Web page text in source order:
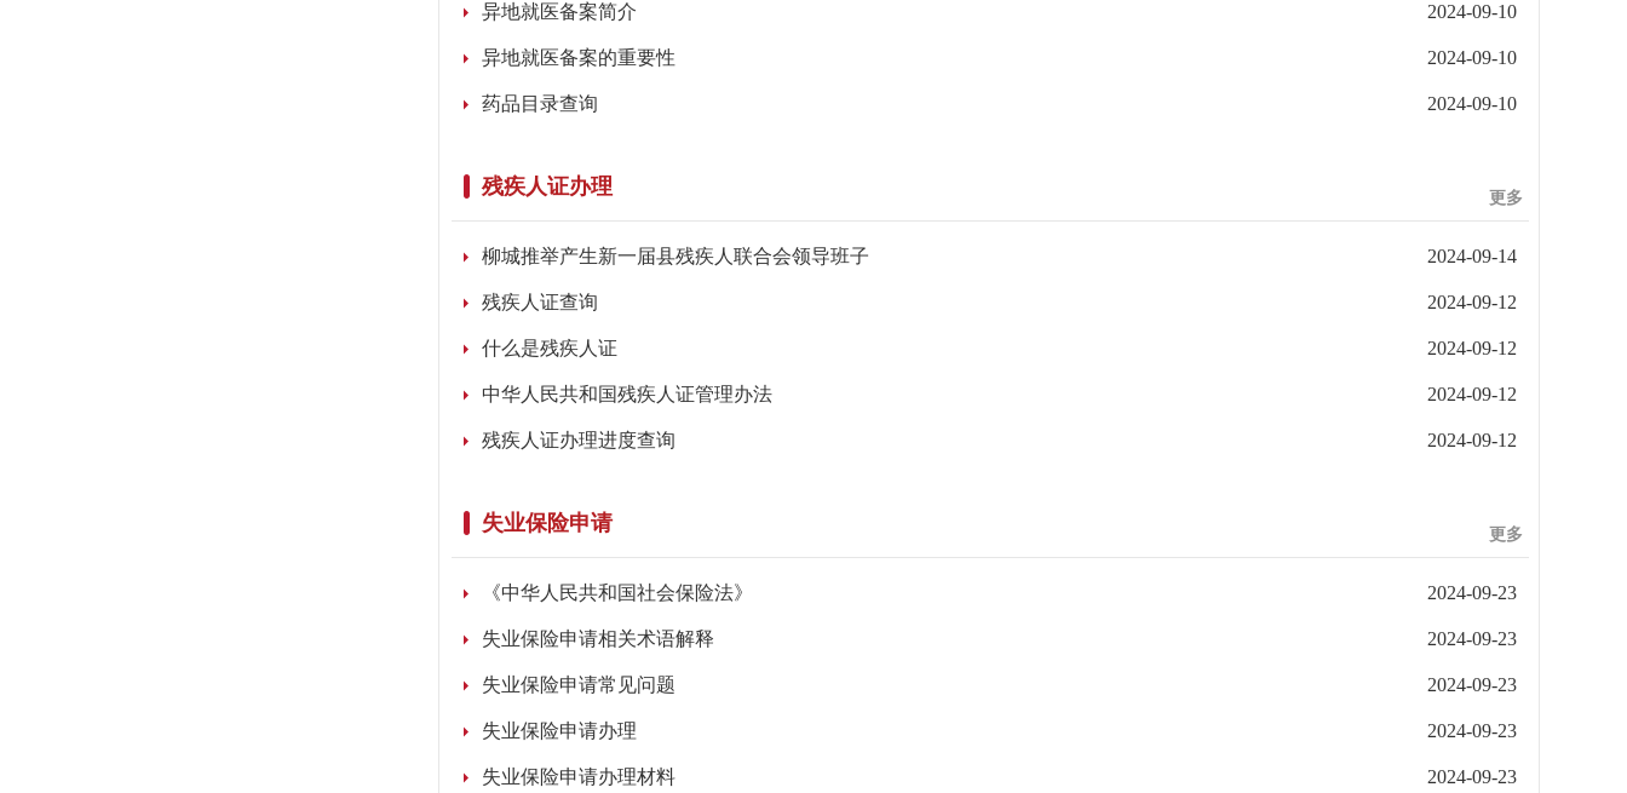
2024-09-10
异地就医备案简介
2024-09-10
异地就医备案的重要性
2024-09-10
药品目录查询
残疾人证办理 更多
2024-09-14
柳城推举产生新一届县残疾人联合会领导班子
2024-09-12
残疾人证查询
2024-09-12
什么是残疾人证
2024-09-12
中华人民共和国残疾人证管理办法
2024-09-12
残疾人证办理进度查询
失业保险申请 更多
2024-09-23
《中华人民共和国社会保险法》
2024-09-23
失业保险申请相关术语解释
2024-09-23
失业保险申请常见问题
2024-09-23
失业保险申请办理
2024-09-23
失业保险申请办理材料